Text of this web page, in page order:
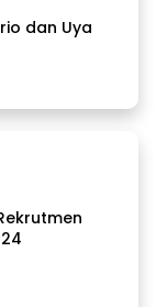
dan Uya